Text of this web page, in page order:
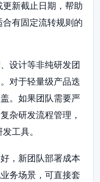
新截止日期，帮助
有固定流转规则的
设计等非纯研发团
对于轻量级产品迭
。如果团队需要严
杂研发流程管理，
工具。
，新团队部署成本
务场景，可直接套